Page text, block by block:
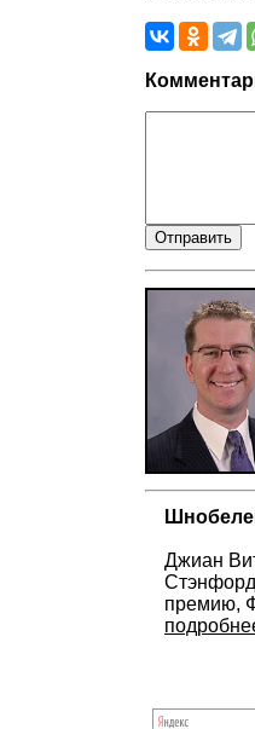
Джиан
премию,